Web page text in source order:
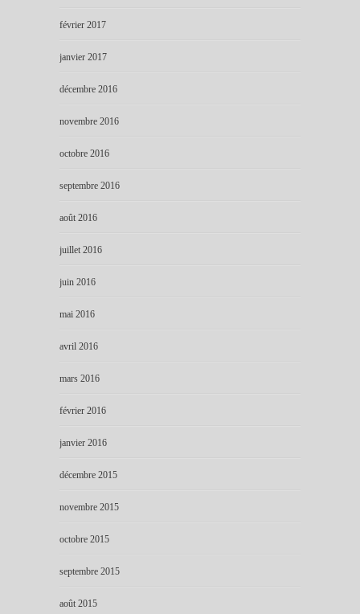
février 2017
janvier 2017
décembre 2016
novembre 2016
octobre 2016
septembre 2016
août 2016
juillet 2016
juin 2016
mai 2016
avril 2016
mars 2016
février 2016
janvier 2016
décembre 2015
novembre 2015
octobre 2015
septembre 2015
août 2015